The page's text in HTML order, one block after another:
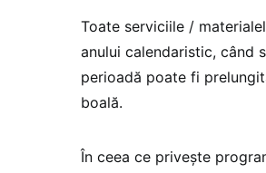
Toate serviciile /
anului calendaristic, când
perioadă poate fi
boală.
În ceea ce privește